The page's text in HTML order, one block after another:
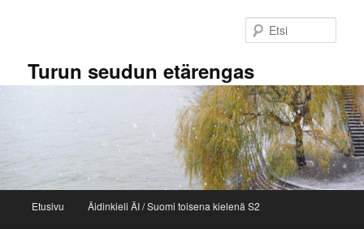
Turun seudun etärengas
Etusivu Äidinkieli ÄI / Suomi toisena kielenä S2